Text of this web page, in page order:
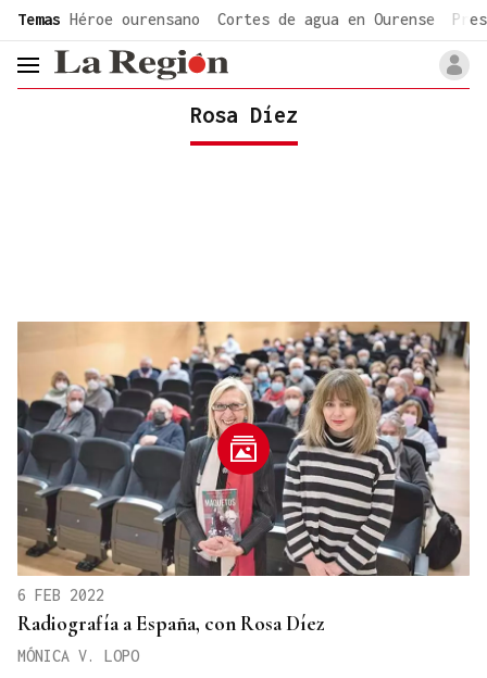
common.go-to-content
Temas Héroe ourensano Cortes de agua en Ourense
header.menu.open
Rosa Díez
6 FEB 2022
Radiografía a España, con Rosa Díez
MÓNICA V. LOPO